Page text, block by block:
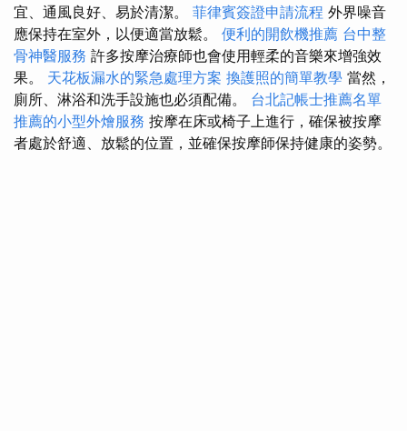
宜、通風良好、易於清潔。 菲律賓簽證申請流程 外界噪音
應保持在室外，以便適當放鬆。 便利的開飲機推薦 台中整
骨神醫服務 許多按摩治療師也會使用輕柔的音樂來增強效
果。 天花板漏水的緊急處理方案 換護照的簡單教學 當然，
廁所、淋浴和洗手設施也必須配備。 台北記帳士推薦名單
推薦的小型外燴服務 按摩在床或椅子上進行，確保被按摩
者處於舒適、放鬆的位置，並確保按摩師保持健康的姿勢。